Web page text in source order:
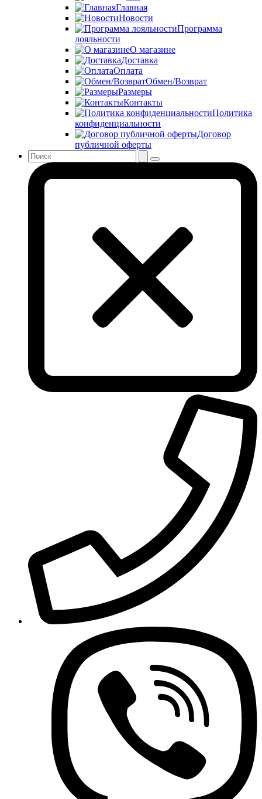
Главная
Новости
Программа
лояльности
О магазине
Доставка
Оплата
Обмен/Возврат
Размеры
Контакты
Политика
конфиденциальности
Договор
публичной оферты